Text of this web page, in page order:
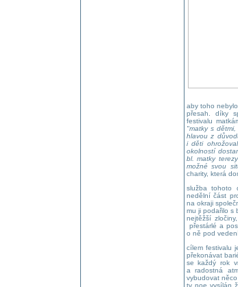
aby toho
přesah. díky
festivalu
"matky s
hlavou z
i děti
okolností
bl. matky
možné svou
charity, která
služba tohoto
nedělní část
na okraji
mu ji podařilo s
nejtěžší
přestárlé a
o ně pod
cílem festivalu
překonávat
se každý rok
a radostná
vybudovat
tv noe vysílán